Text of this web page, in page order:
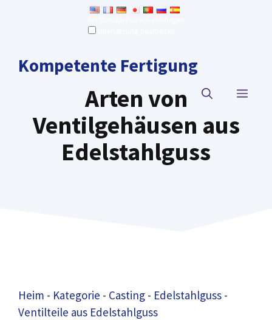
Übersetzung bearbeiten
Kompetente Fertigung
Arten von
Ventilgehäusen aus
Edelstahlguss
Heim - Kategorie - Casting - Edelstahlguss -
Ventilteile aus Edelstahlguss